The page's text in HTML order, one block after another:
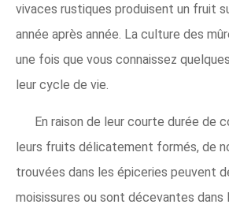
vivaces rustiques produisent un fruit
année après année. La culture des
une fois que vous connaissez
leur cycle de vie.
En raison de leur courte durée de
leurs fruits délicatement formés, de
trouvées dans les épiceries peuvent
moisissures ou sont décevantes dans